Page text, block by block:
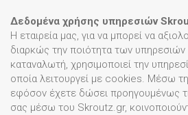
Δεδομένα χρήσης υπηρεσιών
Η εταιρεία μας, για να μπορεί να
διαρκώς την ποιότητα των
καταναλωτή, χρησιμοποιεί την
οποία λειτουργεί με cookies. Μέσω
εφόσον έχετε δώσει προηγουμένως
σας μέσω του Skroutz.gr,